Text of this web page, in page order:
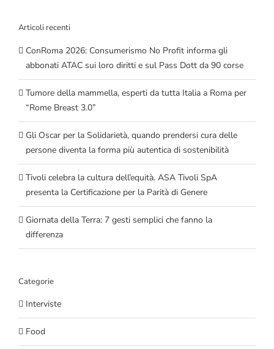
Articoli recenti
ConRoma 2026: Consumerismo No Profit informa gli
abbonati ATAC sui loro diritti e sul Pass Dott da 90 corse
Tumore della mammella, esperti da tutta Italia a Roma per
“Rome Breast 3.0”
Gli Oscar per la Solidarietà, quando prendersi cura delle
persone diventa la forma più autentica di sostenibilità
Tivoli celebra la cultura dell’equità. ASA Tivoli SpA
presenta la Certificazione per la Parità di Genere
Giornata della Terra: 7 gesti semplici che fanno la
differenza
Categorie
Interviste
Food